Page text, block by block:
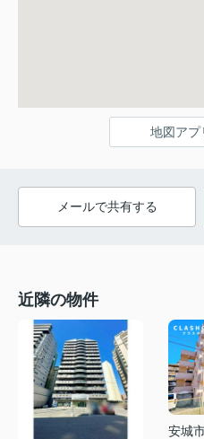
地図アプ
メールで共有する
近隣の物件
安城